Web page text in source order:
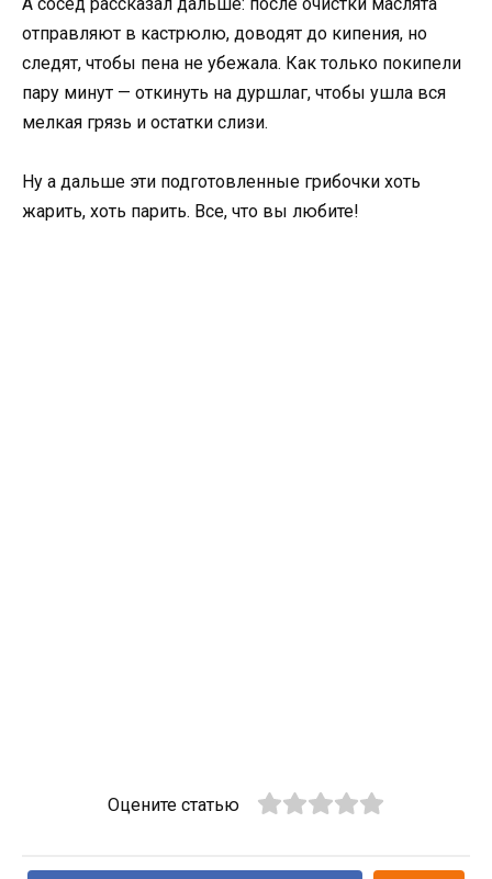
отправляют в кастрюлю, доводят до кипения, но
следят, чтобы пена не убежала. Как только покипели
пару минут — откинуть на дуршлаг, чтобы ушла вся
мелкая грязь и остатки слизи.
Ну а дальше эти подготовленные грибочки хоть
жарить, хоть парить. Все, что вы любите!
Оцените статью